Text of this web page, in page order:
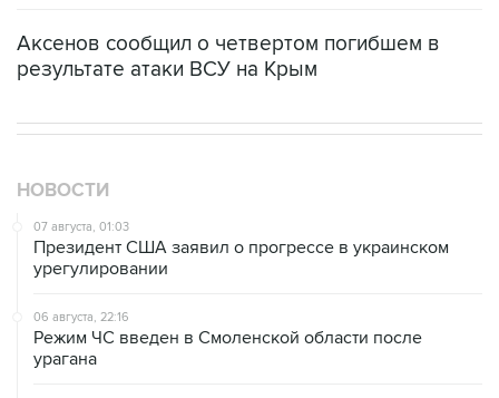
Аксенов сообщил о четвертом погибшем в
результате атаки ВСУ на Крым
НОВОСТИ
07 августа, 01:03
Президент США заявил о прогрессе в украинском
урегулировании
06 августа, 22:16
Режим ЧС введен в Смоленской области после
урагана